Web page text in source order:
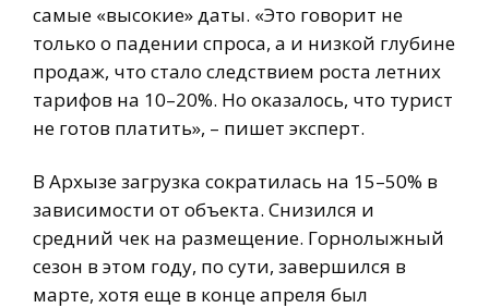
самые «высокие» даты. «Это говорит не
только о падении спроса, а и низкой глубине
продаж, что стало следствием роста летних
тарифов на 10–20%. Но оказалось, что турист
не готов платить», – пишет эксперт.
В Архызе загрузка сократилась на 15–50% в
зависимости от объекта. Снизился и
средний чек на размещение. Горнолыжный
сезон в этом году, по сути, завершился в
марте, хотя еще в конце апреля был